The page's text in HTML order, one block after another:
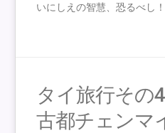
いにしえの智慧、恐るべし！
タイ旅行その
古都チェンマ